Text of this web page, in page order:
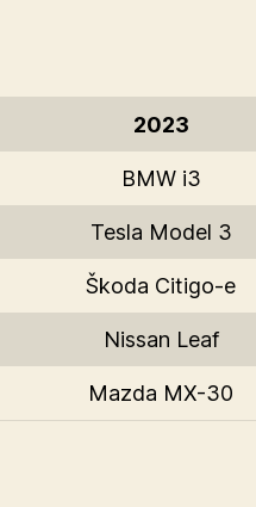
2023
BMW i3
Tesla Model 3
Škoda Citigo-e
Nissan Leaf
Mazda MX-30